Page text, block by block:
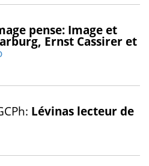
pense: Image et
Ernst Cassirer et
Lévinas lecteur de